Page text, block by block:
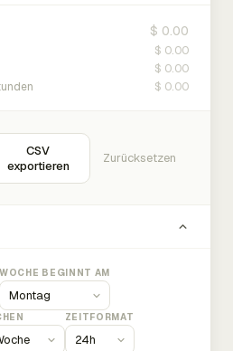
$ 0.00
$ 0.00
$ 0.00
$ 0.00
CSV
exportieren
Zurücksetzen
WOCHE BEGINNT AM
ZEITFORMAT